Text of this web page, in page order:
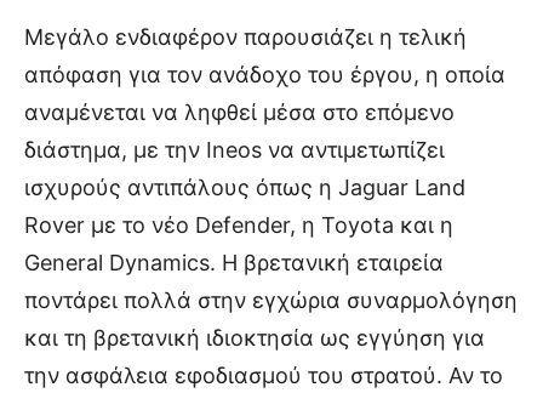
Μεγάλο ενδιαφέρον παρουσιάζει η τελική
απόφαση για τον ανάδοχο του έργου, η οποία
αναμένεται να ληφθεί μέσα στο επόμενο
διάστημα, με την Ineos να αντιμετωπίζει
ισχυρούς αντιπάλους όπως η Jaguar Land
Rover με το νέο Defender, η Toyota και η
General Dynamics. Η βρετανική εταιρεία
ποντάρει πολλά στην εγχώρια συναρμολόγηση
και τη βρετανική ιδιοκτησία ως εγγύηση για
την ασφάλεια εφοδιασμού του στρατού. Αν το